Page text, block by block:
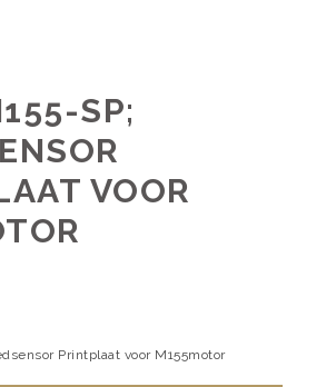
SP;
VOOR
Printplaat voor M155motor